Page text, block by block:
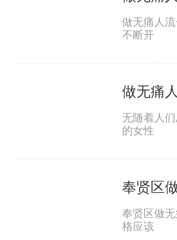
做无痛人
不断开
做无痛
无随着人
的女性
奉贤区做
格应该